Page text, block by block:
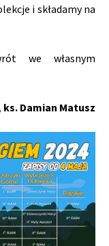
i składamy na
we własnym
Damian Matusz